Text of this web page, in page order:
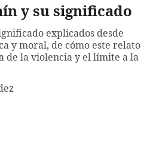
y su significado
explicados desde
y moral, de cómo este relato
la violencia y el límite a la